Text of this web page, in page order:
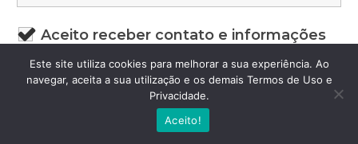
Aceito receber contato e informações
Demais.*
Quanto é 9 menos 4?*
Este site utiliza cookies para melhorar a sua experiência. Ao
navegar, aceita a sua utilização e os demais Termos de Uso e
Privacidade.
Aceito!